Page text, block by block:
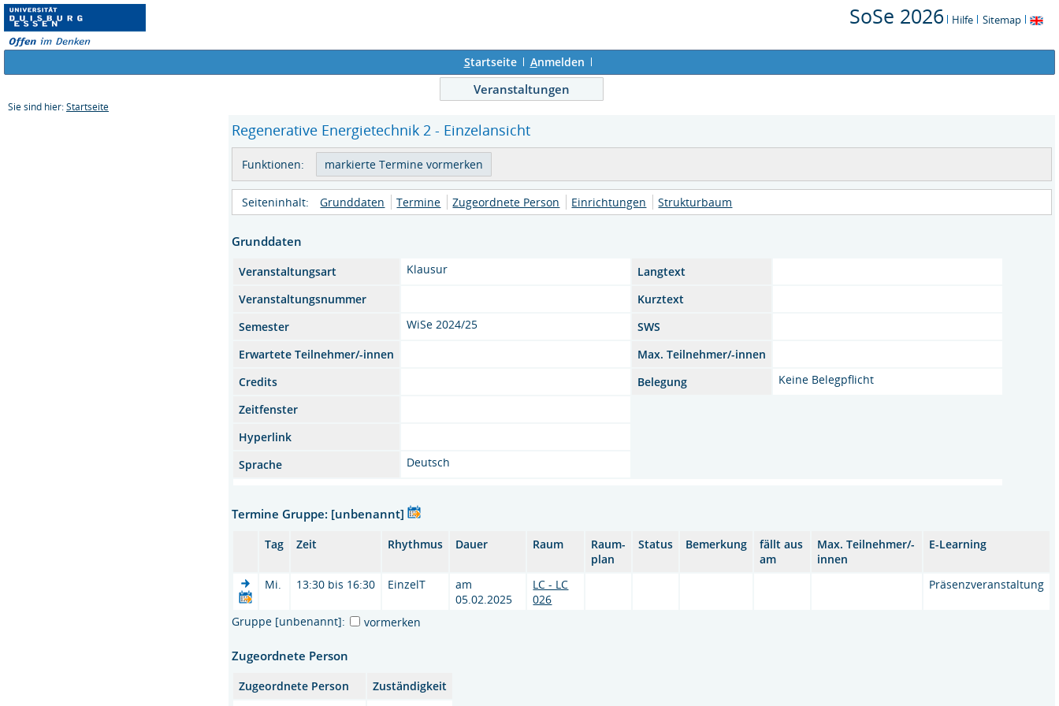
SoSe 2026 Hilfe Sitemap
Startseite Anmelden
Veranstaltungen
Sie sind hier: Startseite
Regenerative Energietechnik 2 - Einzelansicht
Funktionen:
Seiteninhalt: Grunddaten Termine Zugeordnete Person Einrichtungen Strukturbaum
Grunddaten
Veranstaltungsart Klausur
Langtext
Veranstaltungsnummer
Kurztext
Semester
WiSe 2024/25
SWS
Erwartete Teilnehmer/-innen
Max. Teilnehmer/-innen
Credits
Belegung
Keine Belegpflicht
Zeitfenster
Hyperlink
Sprache
Deutsch
Termine Gruppe: [unbenannt]
Tag Zeit Rhythmus Dauer Raum
Raum-
plan
Status Bemerkung
fällt aus
am
Max. Teilnehmer/-
innen
E-Learning
Mi. 13:30 bis 16:30 EinzelT
am
05.02.2025
LC - LC
026
Präsenzveranstaltung
Gruppe [unbenannt]: vormerken
Zugeordnete Person
Zugeordnete Person
Zuständigkeit